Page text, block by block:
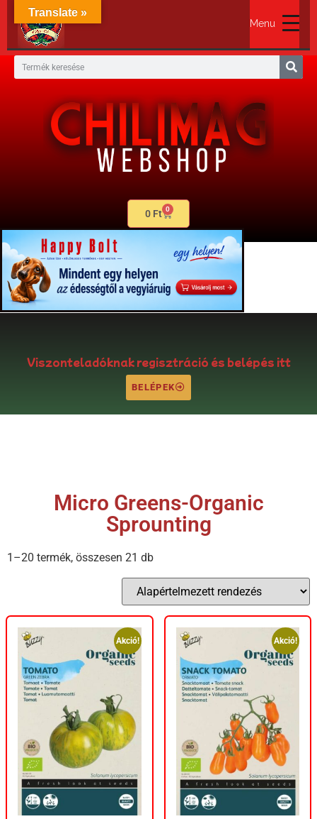
Menu
0 Ft 0
Viszonteladóknak regisztráció és belépés itt
BELÉPEK
Micro Greens-Organic
Sprounting
1–20 termék, összesen 21 db
Akció! Akció!
Translate »